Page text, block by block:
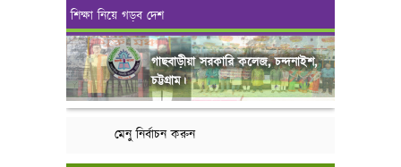
শিক্ষা নিয়ে গড়ব দেশ
গাছবাড়ীয়া সরকারি কলেজ, চন্দনাইশ,
চট্টগ্রাম।
মেনু নির্বাচন করুন